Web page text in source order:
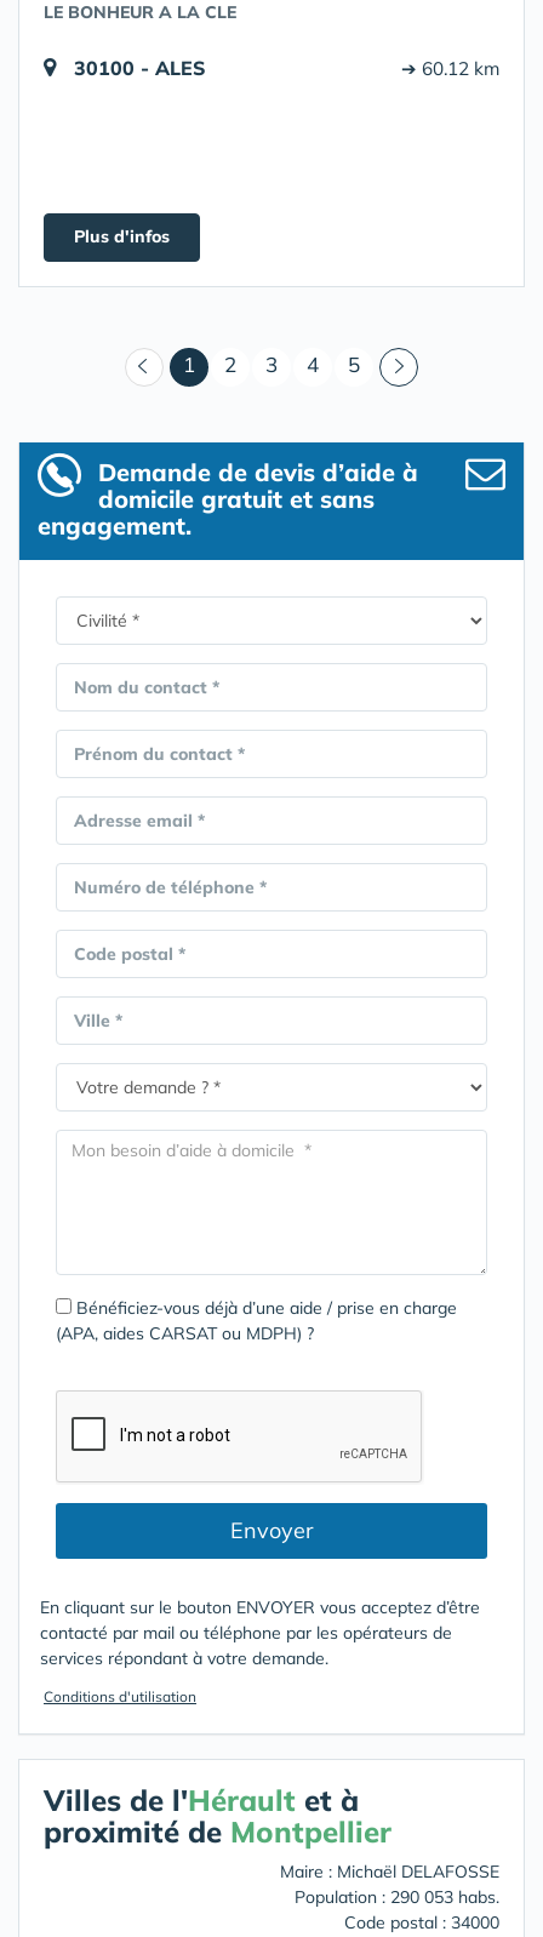
LE BONHEUR A LA CLE
30100 - ALES ➔ 60.12 km
Plus d'infos
1 (courant)
2 3 4 5
Demande de devis d’aide à
domicile gratuit et sans
engagement.
Nom du contact *
Prénom du contact *
Adresse email *
Numéro de téléphone *
Code postal *
Ville *
Bénéficiez-vous déjà d’une aide / prise en charge
(APA, aides CARSAT ou MDPH) ?
Envoyer
En cliquant sur le bouton ENVOYER vous acceptez d’être
contacté par mail ou téléphone par les opérateurs de
services répondant à votre demande.
Conditions d'utilisation
Villes de l'Hérault et à
proximité de Montpellier
Maire : Michaël DELAFOSSE
Population : 290 053 habs.
Code postal : 34000